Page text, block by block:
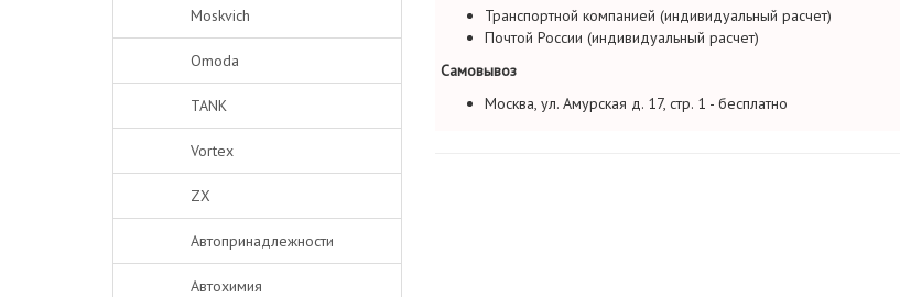
Moskvich
Omoda
TANK
Vortex
ZX
Автопринадлежности
Автохимия
Транспортной компанией (индивидуальный расчет)
Почтой России (индивидуальный расчет)
Самовывоз
Москва, ул. Амурская д. 17, стр. 1 - бесплатно